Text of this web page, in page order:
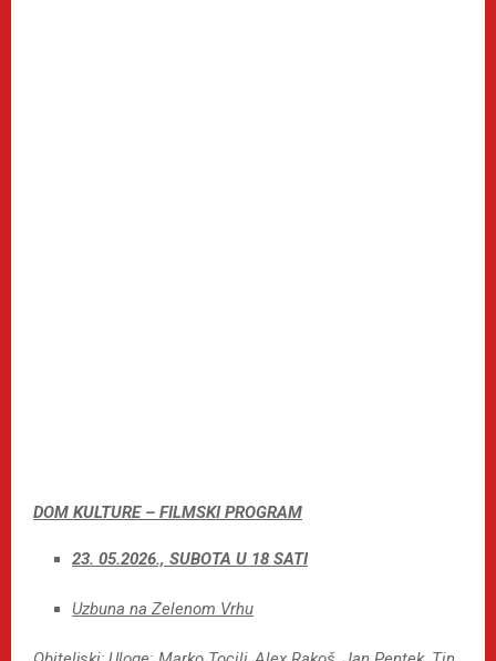
DOM KULTURE – FILMSKI PROGRAM
23. 05.2026., SUBOTA U 18 SATI
Uzbuna na Zelenom Vrhu